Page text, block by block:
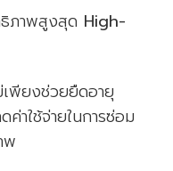
ภาพสูงสุด High-
เพียงช่วยยืดอายุ
าใช้จ่ายในการซ่อม
พ